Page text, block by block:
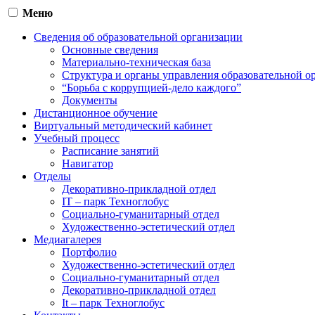
Меню
Сведения об образовательной организации
Основные сведения
Материально-техническая база
Структура и органы управления образовательной
“Борьба с коррупцией-дело каждого”
Документы
Дистанционное обучение
Виртуальный методический кабинет
Учебный процесс
Расписание занятий
Навигатор
Отделы
Декоративно-прикладной отдел
IT – парк Техноглобус
Социально-гуманитарный отдел
Художественно-эстетический отдел
Медиагалерея
Портфолио
Художественно-эстетический отдел
Социально-гуманитарный отдел
Декоративно-прикладной отдел
It – парк Техноглобус